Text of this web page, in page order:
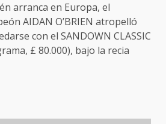
arranca en Europa, el
AIDAN O’BRIEN atropelló
con el SANDOWN CLASSIC
£ 80.000), bajo la recia